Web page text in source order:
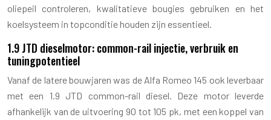
oliepeil controleren, kwalitatieve bougies gebruiken en het
koelsysteem in topconditie houden zijn essentieel.
1.9 JTD dieselmotor: common-rail injectie, verbruik en
tuningpotentieel
Vanaf de latere bouwjaren was de Alfa Romeo 145 ook leverbaar
met een 1.9 JTD common-rail diesel. Deze motor leverde
afhankelijk van de uitvoering 90 tot 105 pk, met een koppel van